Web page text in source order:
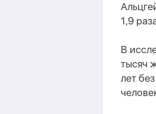
1,9
В
тысяч
лет